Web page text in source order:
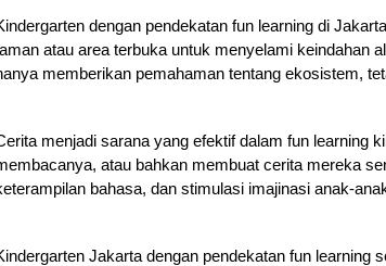
dengan pendekatan fun learning di
atau area terbuka untuk menyelami keindahan
memberikan pemahaman tentang ekosistem,
menjadi sarana yang efektif dalam fun learning
atau bahkan membuat cerita mereka
bahasa, dan stimulasi imajinasi anak-
Jakarta dengan pendekatan fun learning